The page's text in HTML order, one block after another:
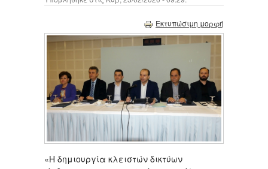
Εκτυπώσιμη μορφή
«Η δημιουργία κλειστών δικτύων